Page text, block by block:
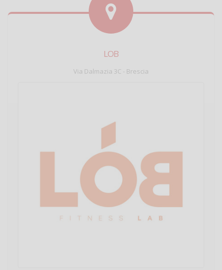
LOB
Via Dalmazia 3C - Brescia